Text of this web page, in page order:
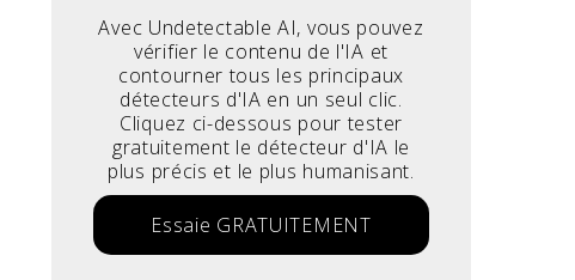
Avec Undetectable AI, vous pouvez
vérifier le contenu de l'IA et
contourner tous les principaux
détecteurs d'IA en un seul clic.
Cliquez ci-dessous pour tester
gratuitement le détecteur d'IA le
plus précis et le plus humanisant.
Essaie GRATUITEMENT